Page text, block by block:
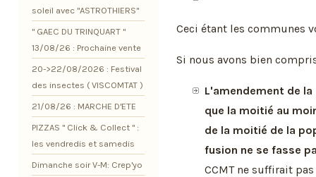
Ceci étant les communes
Si nous avons bien
L'amendement de
que la moitié au
de la moitié de la
fusion ne se fasse
CCMT ne suffirait
soleil avec "ASTROTHIERS"
" GAEC DU TRINQUART "
13/08/26 : Prochaine vente
20->22/08/2026 : Festival
des insectes ( VISCOMTAT )
21/08/26 : MARCHE D'ETE
PIZZAS " Click & Collect " :
les vendredis et samedis
Dimanche soir V-M: Crep'yo